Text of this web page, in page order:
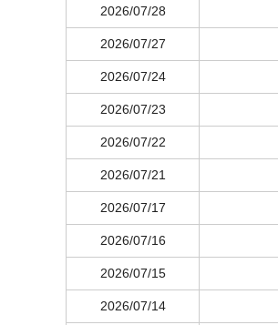
2026/07/28
2026/07/27
2026/07/24
2026/07/23
2026/07/22
2026/07/21
2026/07/17
2026/07/16
2026/07/15
2026/07/14